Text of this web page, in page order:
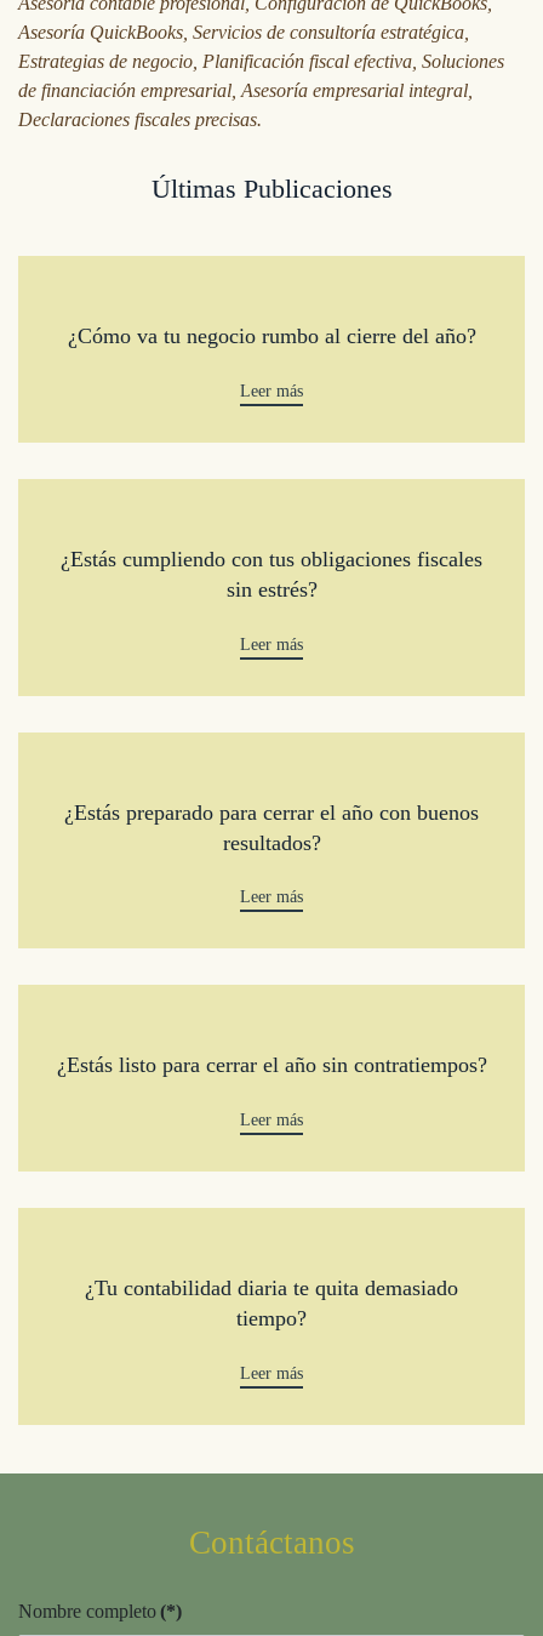
Asesoría QuickBooks, Servicios de consultoría estratégica,
Estrategias de negocio, Planificación fiscal efectiva, Soluciones
de financiación empresarial, Asesoría empresarial integral,
Declaraciones fiscales precisas.
Últimas Publicaciones
¿Cómo va tu negocio rumbo al cierre del año?
Leer más
¿Estás cumpliendo con tus obligaciones fiscales
sin estrés?
Leer más
¿Estás preparado para cerrar el año con buenos
resultados?
Leer más
¿Estás listo para cerrar el año sin contratiempos?
Leer más
¿Tu contabilidad diaria te quita demasiado
tiempo?
Leer más
Contáctanos
Nombre completo(*)